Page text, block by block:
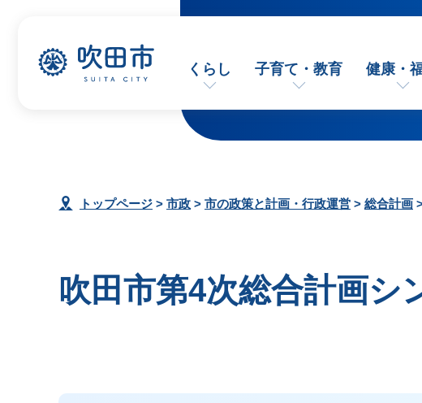
くらし 子育て・教育 健康・
トップページ > 市政 > 市の政策と計画・行政運営 > 総合計画
吹田市第4次総合計画シ